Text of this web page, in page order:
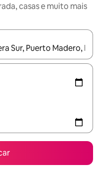
casas e muito mais
disponíveis, explore-os